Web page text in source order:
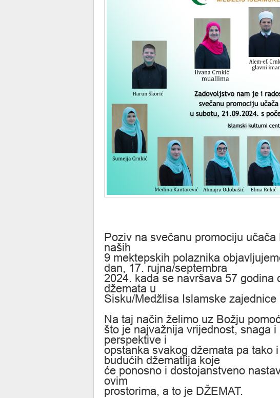
Poziv na svečanu promociju učača
naših
9 mektepskih polaznika
dan, 17. rujna/septembra
2024. kada se navršava 57 godina
džemata u
Sisku/Medžlisa Islamske zajednice
Na taj način želimo uz Božju
što je najvažnija vrijednost, snaga
perspektive i
opstanka svakog džemata pa tako
budućih džematlija koje
će ponosno i dostojanstveno
ovim
prostorima, a to je DŽEMAT.